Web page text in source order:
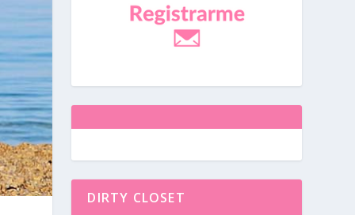
DIRTY CLOSET